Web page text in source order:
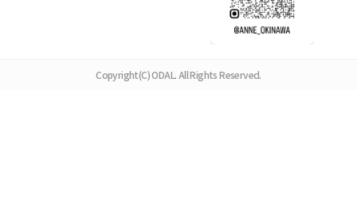
Copyright(C) ODAL. All Rights Reserved.